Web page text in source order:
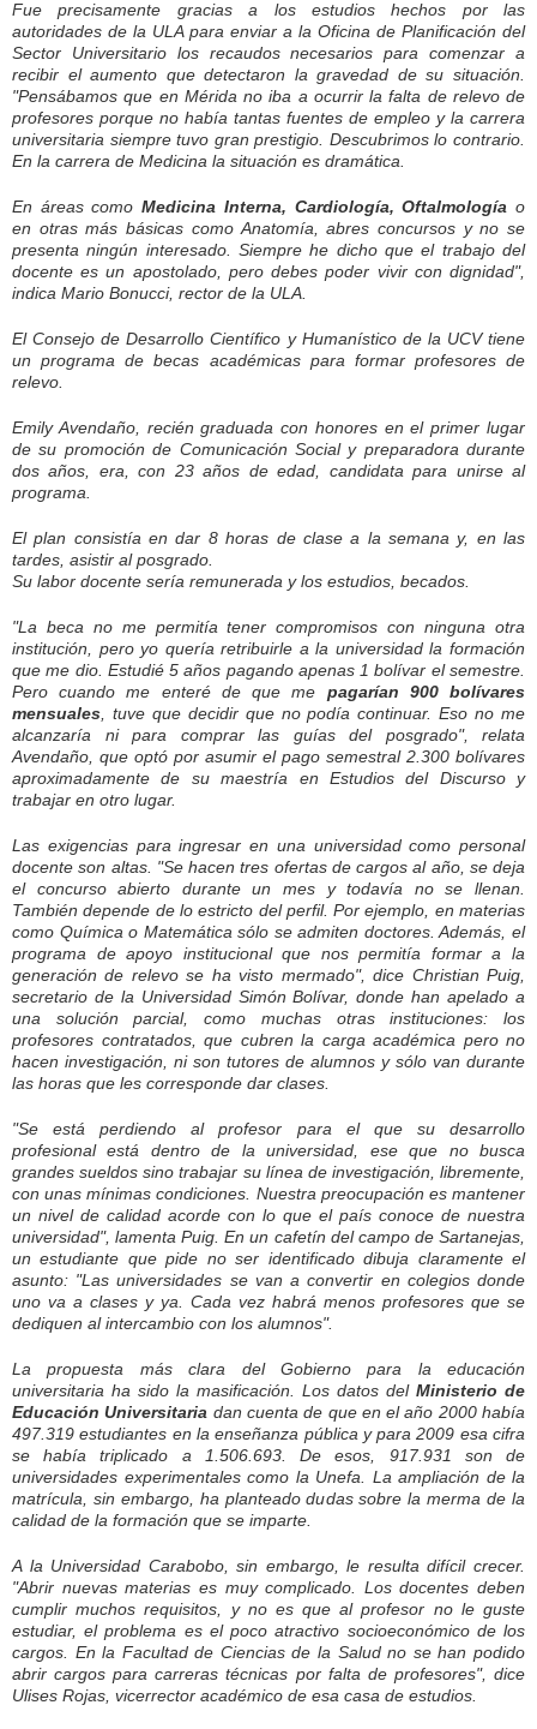
Fue precisamente gracias a los estudios hechos por las
autoridades de la ULA para enviar a la Oficina de Planificación del
Sector Universitario los recaudos necesarios para comenzar a
recibir el aumento que detectaron la gravedad de su situación.
"Pensábamos que en Mérida no iba a ocurrir la falta de relevo de
profesores porque no había tantas fuentes de empleo y la carrera
universitaria siempre tuvo gran prestigio. Descubrimos lo contrario.
En la carrera de Medicina la situación es dramática.
En áreas comoMedicina Interna, Cardiología, Oftalmología o
en otras más básicas como Anatomía, abres concursos y no se
presenta ningún interesado. Siempre he dicho que el trabajo del
docente es un apostolado, pero debes poder vivir con dignidad",
indica Mario Bonucci, rector de la ULA.
El Consejo de Desarrollo Científico y Humanístico de la UCV tiene
un programa de becas académicas para formar profesores de
relevo.
Emily Avendaño, recién graduada con honores en el primer lugar
de su promoción de Comunicación Social y preparadora durante
dos años, era, con 23 años de edad, candidata para unirse al
programa.
El plan consistía en dar 8 horas de clase a la semana y, en las
tardes, asistir al posgrado.
Su labor docente sería remunerada y los estudios, becados.
"La beca no me permitía tener compromisos con ninguna otra
institución, pero yo quería retribuirle a la universidad la formación
que me dio. Estudié 5 años pagando apenas 1 bolívar el semestre.
Pero cuando me enteré de que me pagarían 900 bolívares
mensuales , tuve que decidir que no podía continuar. Eso no me
alcanzaría ni para comprar las guías del posgrado", relata
Avendaño, que optó por asumir el pago semestral ­2.300 bolívares
aproximadamente­ de su maestría en Estudios del Discurso y
trabajar en otro lugar.
Las exigencias para ingresar en una universidad como personal
docente son altas. "Se hacen tres ofertas de cargos al año, se deja
el concurso abierto durante un mes y todavía no se llenan.
También depende de lo estricto del perfil. Por ejemplo, en materias
como Química o Matemática sólo se admiten doctores. Además, el
programa de apoyo institucional que nos permitía formar a la
generación de relevo se ha visto mermado", dice Christian Puig,
secretario de la Universidad Simón Bolívar, donde han apelado a
una solución parcial, como muchas otras instituciones: los
profesores contratados, que cubren la carga académica pero no
hacen investigación, ni son tutores de alumnos y sólo van durante
las horas que les corresponde dar clases.
"Se está perdiendo al profesor para el que su desarrollo
profesional está dentro de la universidad, ese que no busca
grandes sueldos sino trabajar su línea de investigación, libremente,
con unas mínimas condiciones. Nuestra preocupación es mantener
un nivel de calidad acorde con lo que el país conoce de nuestra
universidad", lamenta Puig. En un cafetín del campo de Sartanejas,
un estudiante que pide no ser identificado dibuja claramente el
asunto: "Las universidades se van a convertir en colegios donde
uno va a clases y ya. Cada vez habrá menos profesores que se
dediquen al intercambio con los alumnos".
La propuesta más clara del Gobierno para la educación
universitaria ha sido la masificación. Los datos del Ministerio de
Educación Universitaria dan cuenta de que en el año 2000 había
497.319 estudiantes en la enseñanza pública y para 2009 esa cifra
se había triplicado a 1.506.693. De esos, 917.931 son de
universidades experimentales como la Unefa. La ampliación de la
matrícula, sin embargo, ha planteado dudas sobre la merma de la
calidad de la formación que se imparte.
A la Universidad Carabobo, sin embargo, le resulta difícil crecer.
"Abrir nuevas materias es muy complicado. Los docentes deben
cumplir muchos requisitos, y no es que al profesor no le guste
estudiar, el problema es el poco atractivo socioeconómico de los
cargos. En la Facultad de Ciencias de la Salud no se han podido
abrir cargos para carreras técnicas por falta de profesores", dice
Ulises Rojas, vicerrector académico de esa casa de estudios.